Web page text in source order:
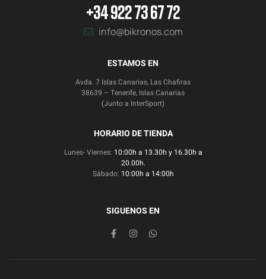
+34 922 73 67 72
info@bikronos.com
ESTAMOS EN
Avda. 7 Islas Canarias, Las Chafiras
38639 – Tenerife, Islas Canarias
(Junto a InterSport)
HORARIO DE TIENDA
Lunes- Viernes: 10:00h a 13.30h y 16.30h a
20.00h.
Sábado: 10:00h a 14:00h
SIGUENOS EN